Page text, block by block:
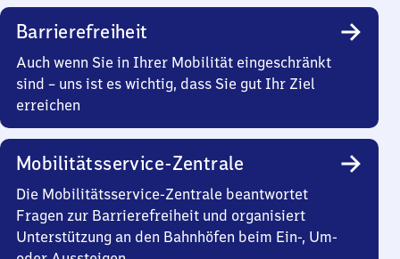
Barrierefreiheit
Auch wenn Sie in Ihrer Mobilität eingeschränkt
sind – uns ist es wichtig, dass Sie gut Ihr Ziel
erreichen
Mobilitätsservice-Zentrale
Die Mobilitätsservice-Zentrale beantwortet
Fragen zur Barrierefreiheit und organisiert
Unterstützung an den Bahnhöfen beim Ein-, Um-